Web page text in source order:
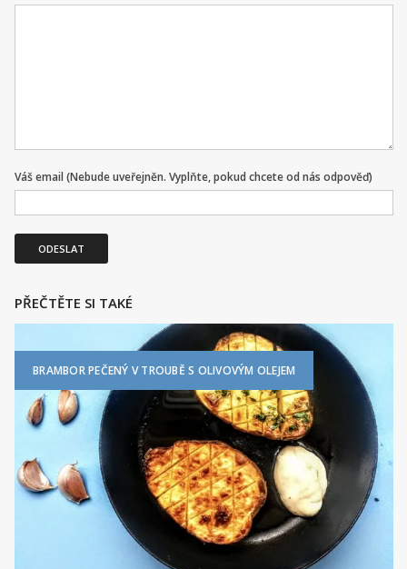
Váš email (Nebude uveřejněn. Vyplňte, pokud chcete od nás odpověď)
ODESLAT
PŘEČTĚTE SI TAKÉ
BRAMBOR PEČENÝ V TROUBĚ S OLIVOVÝM OLEJEM